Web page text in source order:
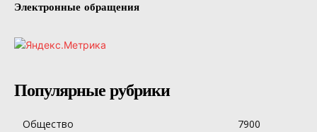
Электронные обращения
Популярные рубрики
Общество
7900